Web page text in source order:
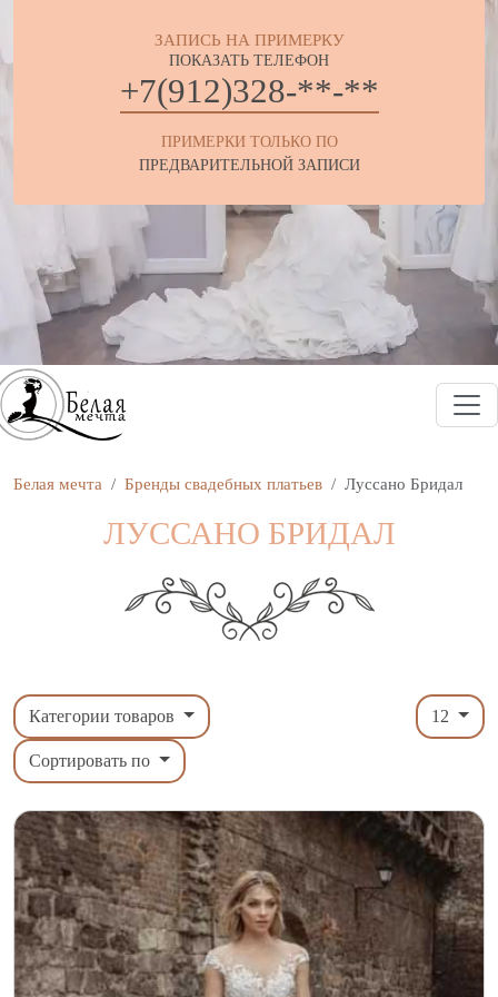
ЗАПИСЬ НА ПРИМЕРКУ
ПОКАЗАТЬ ТЕЛЕФОН
+7(912)328-**-**
ПРИМЕРКИ ТОЛЬКО ПО
ПРЕДВАРИТЕЛЬНОЙ ЗАПИСИ
Белая мечта Бренды свадебных платьев Луссано Бридал
ЛУССАНО БРИДАЛ
Категории товаров
Сортировать по
12